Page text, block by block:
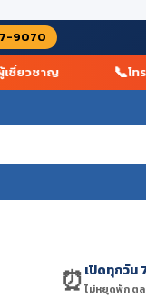
9070
วชาญ โทร
⏰เปิดทุกวัน
ไม่หยุดพัก ต